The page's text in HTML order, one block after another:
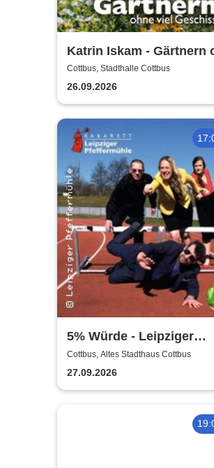
Katrin Iskam - Gärtnern
viel Geschiss
Cottbus, Stadthalle Cottbus
26.09.2026
5% Würde - Leipziger
Pfeffermühle
Cottbus, Altes Stadthaus Cottbus
27.09.2026